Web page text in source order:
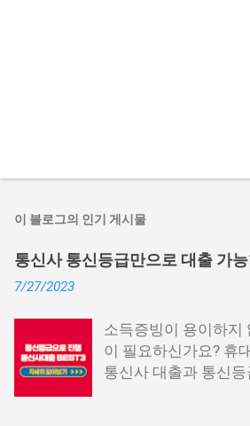
이 블로그의 인기 게시물
통신사 통신등급만으로 대출 가
7/27/2023
소득증빙이 용이하지
이 필요하신가요? 휴
통신사 대출과 통신
신사 대출이란? 급히